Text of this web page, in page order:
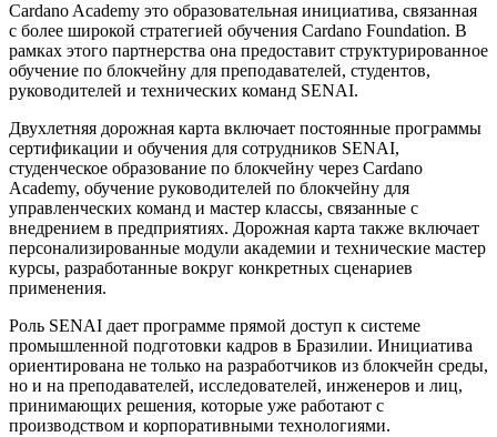
Cardano Academy это образовательная инициатива, связанная
с более широкой стратегией обучения Cardano Foundation. В
рамках этого партнерства она предоставит структурированное
обучение по блокчейну для преподавателей, студентов,
руководителей и технических команд SENAI.
Двухлетняя дорожная карта включает постоянные программы
сертификации и обучения для сотрудников SENAI,
студенческое образование по блокчейну через Cardano
Academy, обучение руководителей по блокчейну для
управленческих команд и мастер классы, связанные с
внедрением в предприятиях. Дорожная карта также включает
персонализированные модули академии и технические мастер
курсы, разработанные вокруг конкретных сценариев
применения.
Роль SENAI дает программе прямой доступ к системе
промышленной подготовки кадров в Бразилии. Инициатива
ориентирована не только на разработчиков из блокчейн среды,
но и на преподавателей, исследователей, инженеров и лиц,
принимающих решения, которые уже работают с
производством и корпоративными технологиями.